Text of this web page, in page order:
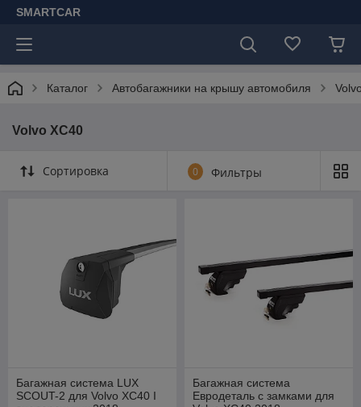
SMARTCAR
Каталог Автобагажники на крышу автомобиля
Volvo XC40
Сортировка 0 Фильтры
Багажная система LUX
SCOUT-2 для Volvo XC40 I
Багажная система
Евродеталь с замками для